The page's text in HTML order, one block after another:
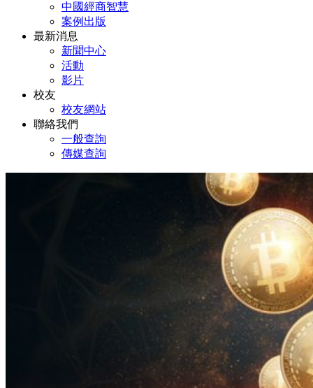
中國經商智慧
案例出版
最新消息
新聞中心
活動
影片
校友
校友網站
聯絡我們
一般查詢
傳媒查詢